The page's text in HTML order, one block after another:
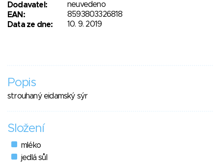
Dodavatel:
neuvedeno
EAN:
8593803326818
Data ze dne:
10. 9. 2019
Popis
strouhaný eidamský sýr
Složení
mléko
jedlá sůl